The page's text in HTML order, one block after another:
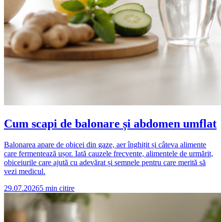
Cum scapi de balonare și abdomen umflat
Balonarea apare de obicei din gaze, aer înghițit și câteva alimente
care fermentează ușor. Iată cauzele frecvente, alimentele de urmărit,
obiceiurile care ajută cu adevărat și semnele pentru care merită să
vezi medicul.
29.07.20265 min citire